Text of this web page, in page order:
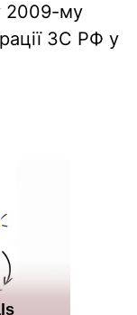
2009-му
ЗС РФ у